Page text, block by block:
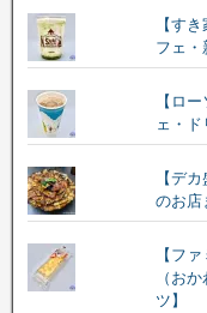
【す
フェ・
【ロ
ェ・ド
【デ
のお店
【フ
（お
ツ】